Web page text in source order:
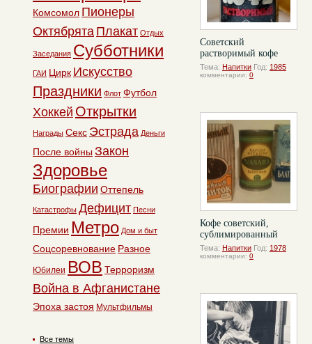
Советский
растворимый кофе
Тема: Напитки Год: 1985
комментарии: 0
Кофе советский,
сублимированный
Тема: Напитки Год: 1978
комментарии: 0
Комсомол Пионеры
Октябрята Плакат Отдых
Заседания Субботники
ГАИ Цирк Искусство
Праздники Флот Футбол
Хоккей Открытки
Награды Секс Эстрада Деньги
После войны Закон
Здоровье
Биографии Оттепель
Катастрофы Дефицит Песни
Премии Метро Дом и быт
Соцсоревнование Разное
Юбилеи ВОВ Терроризм
Война в Афганистане
Эпоха застоя Мультфильмы
Все темы